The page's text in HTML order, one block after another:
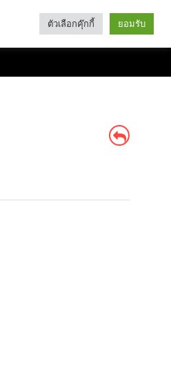
Categories
ตัวเลือกคุ๊กกี้ ยอมรับ